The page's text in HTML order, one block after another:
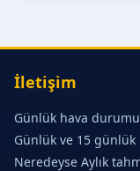
İletişim
Günlük hava
Günlük ve 15
Neredeyse Aylık